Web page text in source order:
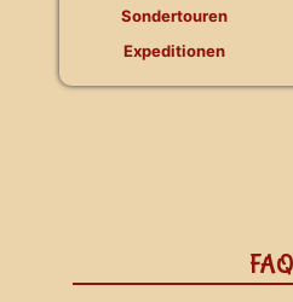
Sondertouren
Expeditionen
FAQ